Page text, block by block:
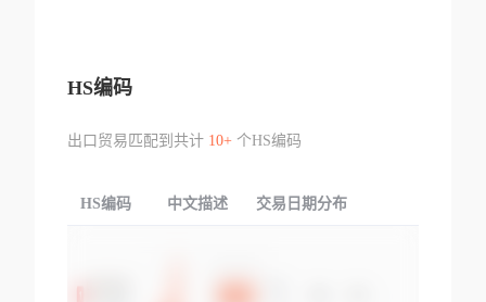
HS编码
出口贸易匹配到共计 10+个HS编码
HS编码 中文描述 交易日期分布